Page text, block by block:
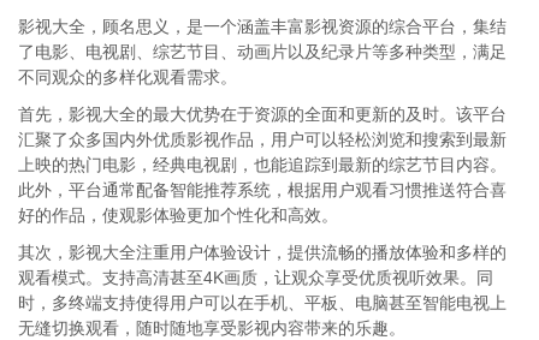
影视大全，顾名思义，是一个涵盖丰富影视资源的综合平台，集结
了电影、电视剧、综艺节目、动画片以及纪录片等多种类型，满足
不同观众的多样化观看需求。
首先，影视大全的最大优势在于资源的全面和更新的及时。该平台
汇聚了众多国内外优质影视作品，用户可以轻松浏览和搜索到最新
上映的热门电影，经典电视剧，也能追踪到最新的综艺节目内容。
此外，平台通常配备智能推荐系统，根据用户观看习惯推送符合喜
好的作品，使观影体验更加个性化和高效。
其次，影视大全注重用户体验设计，提供流畅的播放体验和多样的
观看模式。支持高清甚至4K画质，让观众享受优质视听效果。同
时，多终端支持使得用户可以在手机、平板、电脑甚至智能电视上
无缝切换观看，随时随地享受影视内容带来的乐趣。